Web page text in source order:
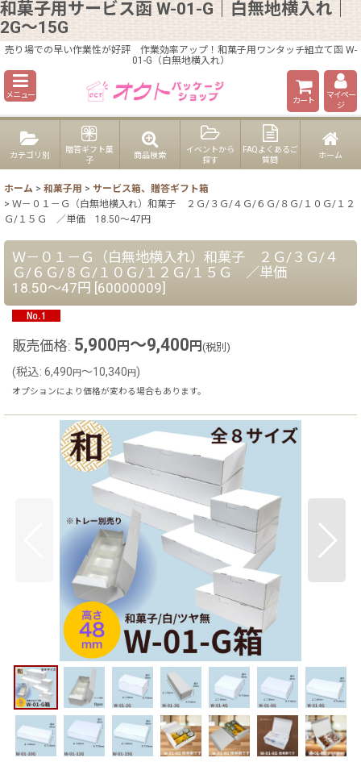
和菓子用サービス函 W-01-G｜白無地横入れ｜
2G〜15G
売り場での早い作業性が好評 作業効率アップ！和菓子用ワンタッチ組立て函 W-
01-G（白無地横入れ）
メニュー
カート
マイペー
ジ
カテゴリ別
贈答ギフト菓
子
商品検索
イベントから
探す
FAQよくあるご
質問
ホーム
ホーム > 和菓子用 > サービス箱、贈答ギフト箱
> Ｗ－０１－Ｇ（白無地横入れ）和菓子 ２Ｇ/３Ｇ/４Ｇ/６Ｇ/８Ｇ/１０Ｇ/１２
Ｇ/１５Ｇ ／単価 18.50〜47円
Ｗ－０１－Ｇ（白無地横入れ）和菓子 ２Ｇ/３Ｇ/４
Ｇ/６Ｇ/８Ｇ/１０Ｇ/１２Ｇ/１５Ｇ ／単価
18.50〜47円 [60000009]
販売価格: 5,900 円 ～9,400 円 (税別)
(税込: 6,490円～10,340円)
オプションにより価格が変わる場合もあります。